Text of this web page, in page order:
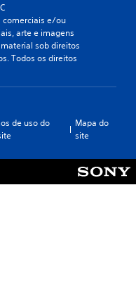
comerciais e/ou
arte e imagens
sob direitos
Todos os direitos
de uso do
Mapa do
site